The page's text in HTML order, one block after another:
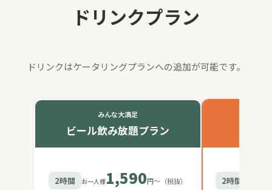
ドリンクプラン
ドリンクはケータリングプランへの追加が可能です。
みんな大満足
ビール飲み放題プラン
2時間 お一人様1,590円〜（税抜） 2時間